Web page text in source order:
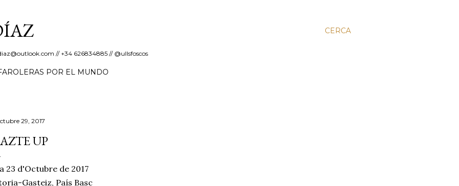
CERCA
// +34 626834885 // @ullsfoscos
POR EL MUNDO
29, 2017
UP
23 d'Octubre de 2017
Gasteiz, País Basc